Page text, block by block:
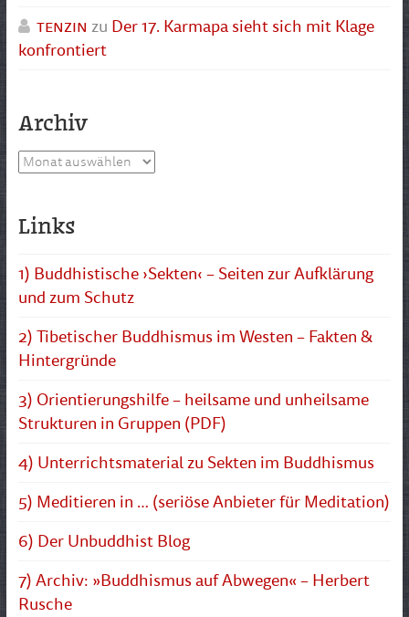
tenzin zu Der 17. Karmapa sieht sich mit Klage
konfrontiert
Archiv
Archiv
Links
1) Buddhistische ›Sekten‹ – Seiten zur Aufklärung
und zum Schutz
2) Tibetischer Buddhismus im Westen – Fakten &
Hintergründe
3) Orientierungshilfe – heilsame und unheilsame
Strukturen in Gruppen (PDF)
4) Unterrichtsmaterial zu Sekten im Buddhismus
5) Meditieren in … (seriöse Anbieter für Meditation)
6) Der Unbuddhist Blog
7) Archiv: »Buddhismus auf Abwegen« – Herbert
Rusche